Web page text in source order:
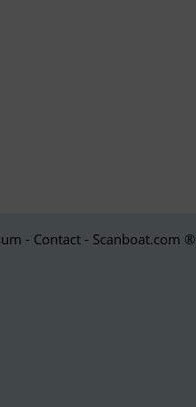
- Contact - Scanboat.com ®